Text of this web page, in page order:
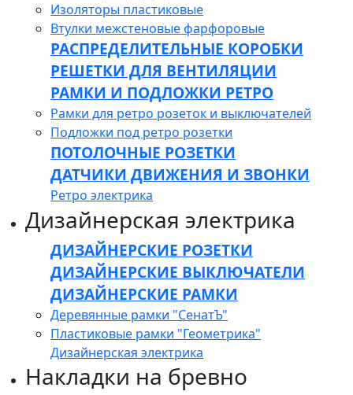
Изоляторы пластиковые
Втулки межстеновые фарфоровые
РАСПРЕДЕЛИТЕЛЬНЫЕ КОРОБКИ
РЕШЕТКИ ДЛЯ ВЕНТИЛЯЦИИ
РАМКИ И ПОДЛОЖКИ РЕТРО
Рамки для ретро розеток и выключателей
Подложки под ретро розетки
ПОТОЛОЧНЫЕ РОЗЕТКИ
ДАТЧИКИ ДВИЖЕНИЯ И ЗВОНКИ
Ретро электрика
Дизайнерская электрика
ДИЗАЙНЕРСКИЕ РОЗЕТКИ
ДИЗАЙНЕРСКИЕ ВЫКЛЮЧАТЕЛИ
ДИЗАЙНЕРСКИЕ РАМКИ
Деревянные рамки "СенатЪ"
Пластиковые рамки "Геометрика"
Дизайнерская электрика
Накладки на бревно